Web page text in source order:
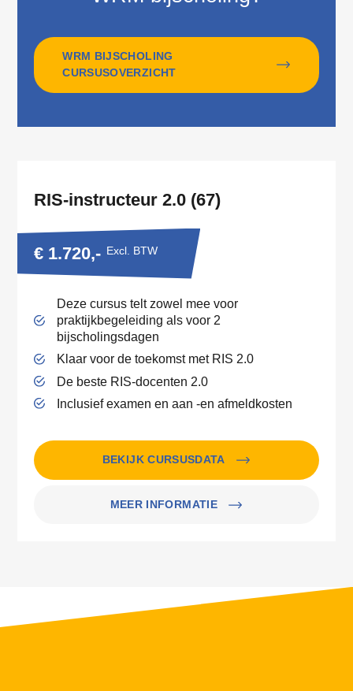
WRM BIJSCHOLING
CURSUSOVERZICHT
RIS-instructeur 2.0 (67)
€ 1.720,- Excl. BTW
Deze cursus telt zowel mee voor
praktijkbegeleiding als voor 2
bijscholingsdagen
Klaar voor de toekomst met RIS 2.0
De beste RIS-docenten 2.0
Inclusief examen en aan -en afmeldkosten
BEKIJK CURSUSDATA
MEER INFORMATIE